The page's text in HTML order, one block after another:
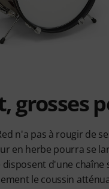
grosses
n'a pas à rougir de
en herbe pourra se
disposent d'une
le coussin